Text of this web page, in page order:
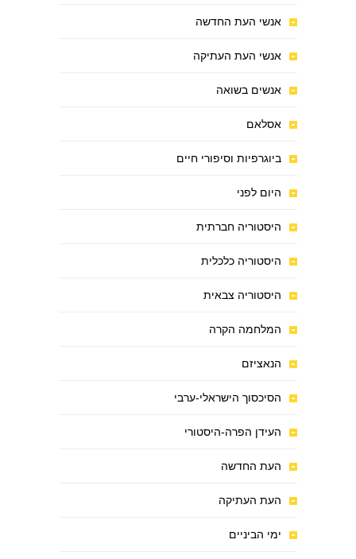
אנשי העת החדשה
אנשי העת העתיקה
אנשים בשואה
אסלאם
ביוגרפיות וסיפורי חיים
היום לפני
היסטוריה חברתית
היסטוריה כלכלית
היסטוריה צבאית
המלחמה הקרה
הנאציזם
הסיכסוך הישראלי-ערבי
העידן הפרה-היסטורי
העת החדשה
העת העתיקה
ימי הביניים